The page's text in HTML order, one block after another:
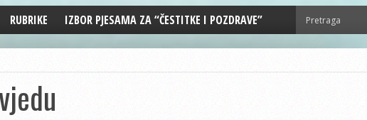
RUBRIKE
REPRIZE EMISIJA
DOBRE VIBRACIJE
ĐAKOVO GRADE
WEB ANKETA
IZBOR PJESAMA ZA “ČESTITKE I POZDRAVE”